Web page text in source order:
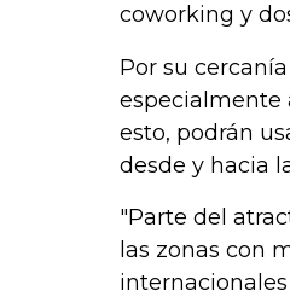
coworking y
Por su
especialmente
esto, podrán
desde y hacia
"Parte del
las zonas con